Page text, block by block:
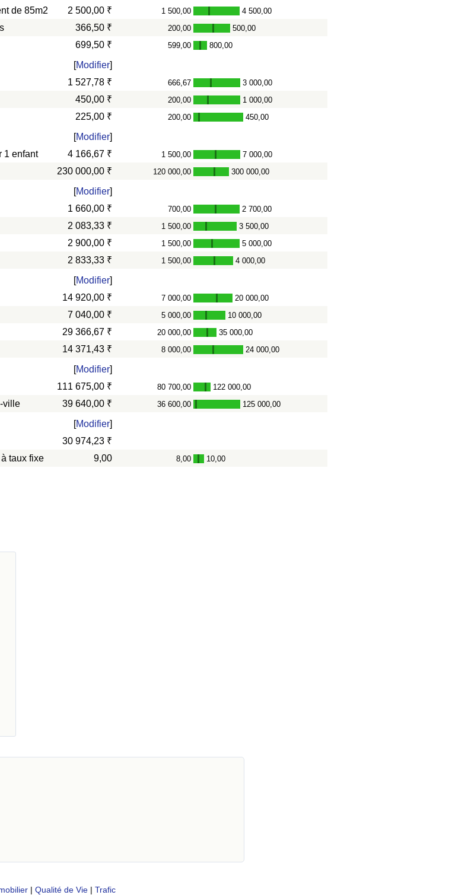
de 85m2
2 500,00 ₹ 1 500,00 - 4 500,00
366,50 ₹ 200,00 - 500,00
699,50 ₹ 599,00 - 800,00
[Modifier]
1 527,78 ₹ 666,67 - 3 000,00
450,00 ₹ 200,00 - 1 000,00
225,00 ₹ 200,00 - 450,00
[Modifier]
1 enfant
4 166,67 ₹ 1 500,00 - 7 000,00
230 000,00 ₹ 120 000,00 - 300 000,00
[Modifier]
1 660,00 ₹ 700,00 - 2 700,00
2 083,33 ₹ 1 500,00 - 3 500,00
2 900,00 ₹ 1 500,00 - 5 000,00
2 833,33 ₹ 1 500,00 - 4 000,00
[Modifier]
14 920,00 ₹ 7 000,00 - 20 000,00
7 040,00 ₹ 5 000,00 - 10 000,00
29 366,67 ₹ 20 000,00 - 35 000,00
14 371,43 ₹ 8 000,00 - 24 000,00
[Modifier]
111 675,00 ₹ 80 700,00 - 122 000,00
ville 39 640,00 ₹ 36 600,00 - 125 000,00
[Modifier]
30 974,23 ₹
taux fixe
9,00 8,00 - 10,00
| Qualité de Vie | Trafic